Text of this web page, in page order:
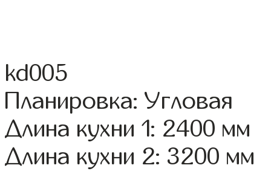
kd005
Планировка: Угловая
Длина кухни 1: 2400 мм
Длина кухни 2: 3200 мм